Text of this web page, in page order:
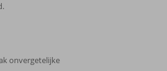
onvergetelijke